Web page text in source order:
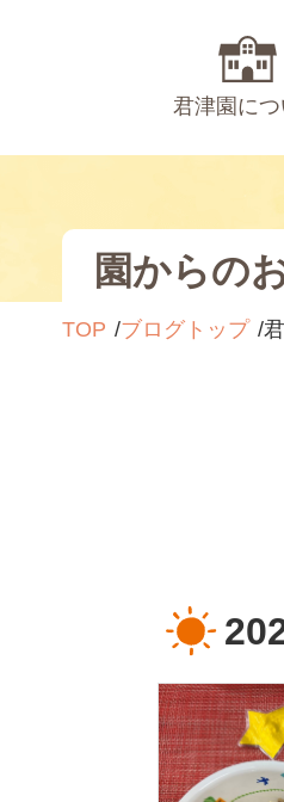
君津園につ
園からの
TOP ブログトップ